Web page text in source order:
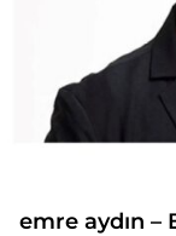
emre aydın –